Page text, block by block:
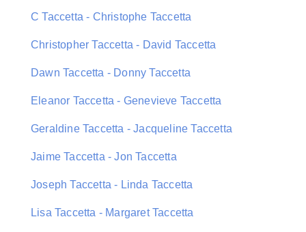
C Taccetta - Christophe Taccetta
Christopher Taccetta - David Taccetta
Dawn Taccetta - Donny Taccetta
Eleanor Taccetta - Genevieve Taccetta
Geraldine Taccetta - Jacqueline Taccetta
Jaime Taccetta - Jon Taccetta
Joseph Taccetta - Linda Taccetta
Lisa Taccetta - Margaret Taccetta